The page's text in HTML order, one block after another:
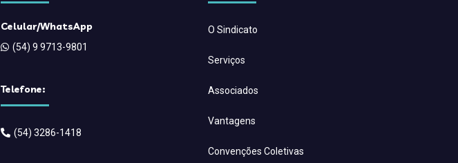
Celular/WhatsApp
(54) 9 9713-9801
Telefone:
(54) 3286-1418
O Sindicato
Serviços
Associados
Vantagens
Convenções Coletivas